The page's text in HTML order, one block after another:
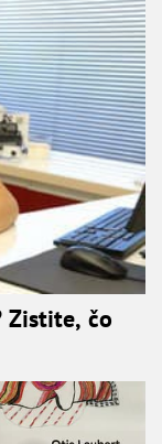
Zistite, čo